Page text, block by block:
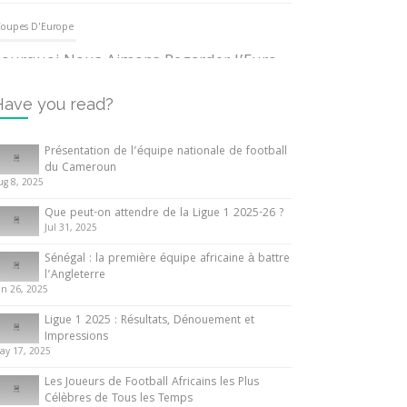
D'Europe
Nous Aimons Regarder l’Euro
June 2024
Internationales
ce que vous devez savoir sur la
d’Afrique des Nations
10 May 2024
Internationales
de l’équipe nationale de
football du Cameroun
2025
you read?
Présentation de l’équipe nationale de football
du Cameroun
8, 2025
Que peut-on attendre de la Ligue 1 2025-26 ?
Jul 31, 2025
Sénégal : la première équipe africaine à battre
l’Angleterre
26, 2025
Ligue 1 2025 : Résultats, Dénouement et
Impressions
17, 2025
Les Joueurs de Football Africains les Plus
Célèbres de Tous les Temps